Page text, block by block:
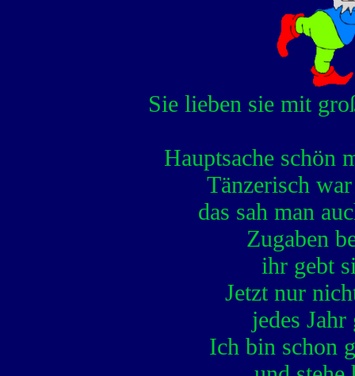
Sie lieben sie mit
Hauptsache schön
Tänzerisch
das sah man
Zugaben
ihr gebt
Jetzt nur
jedes
Ich bin schon